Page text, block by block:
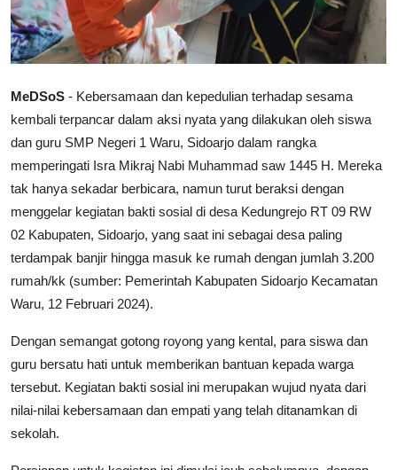
MeDSoS - Kebersamaan dan kepedulian terhadap sesama
kembali terpancar dalam aksi nyata yang dilakukan oleh siswa
dan guru SMP Negeri 1 Waru, Sidoarjo dalam rangka
memperingati Isra Mikraj Nabi Muhammad saw 1445 H. Mereka
tak hanya sekadar berbicara, namun turut beraksi dengan
menggelar kegiatan bakti sosial di desa Kedungrejo RT 09 RW
02 Kabupaten, Sidoarjo, yang saat ini sebagai desa paling
terdampak banjir hingga masuk ke rumah dengan jumlah 3.200
rumah/kk (sumber: Pemerintah Kabupaten Sidoarjo Kecamatan
Waru, 12 Februari 2024).
Dengan semangat gotong royong yang kental, para siswa dan
guru bersatu hati untuk memberikan bantuan kepada warga
tersebut. Kegiatan bakti sosial ini merupakan wujud nyata dari
nilai-nilai kebersamaan dan empati yang telah ditanamkan di
sekolah.